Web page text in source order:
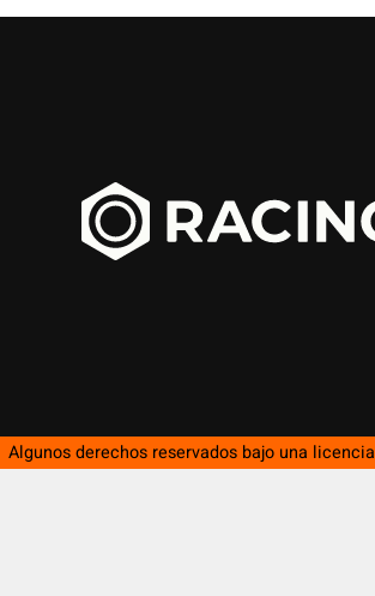
Algunos derechos reservados bajo una licencia